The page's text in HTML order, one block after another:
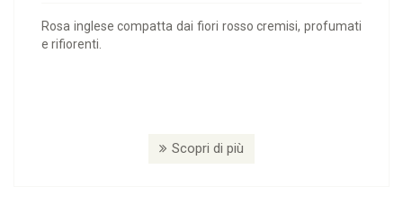
Rosa inglese compatta dai fiori rosso cremisi, profumati
e rifiorenti.
Scopri di più